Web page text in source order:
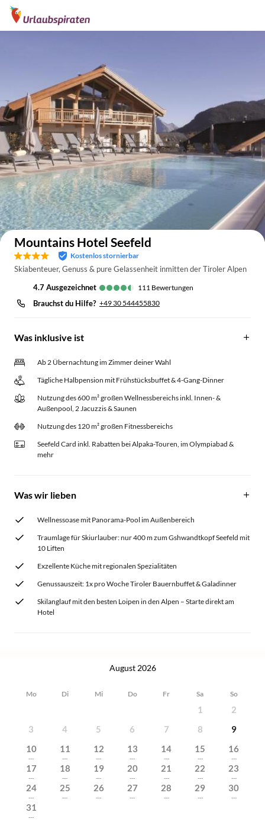
Auf der Karte anzeigen
Mountains Hotel Seefeld
Kostenlos stornierbar
Skiabenteuer, Genuss & pure Gelassenheit inmitten der Tiroler Alpen
4.7
ausgezeichnet 111 Bewertungen
Brauchst du Hilfe? +49 30 544455830
Was inklusive ist
Ab 2 Übernachtung im Zimmer deiner Wahl
Tägliche Halbpension mit Frühstücksbuffet & 4-Gang-Dinner
Nutzung des 600 m² großen Wellnessbereichs inkl. Innen- &
Außenpool, 2 Jacuzzis & Saunen
Nutzung des 120 m² großen Fitnessbereichs
Seefeld Card inkl. Rabatten bei Alpaka-Touren, im Olympiabad &
mehr
Was wir lieben
Wellnessoase mit Panorama-Pool im Außenbereich
Traumlage für Skiurlauber: nur 400 m zum Gshwandtkopf Seefeld mit
10 Liften
Exzellente Küche mit regionalen Spezialitäten
Genussauszeit: 1x pro Woche Tiroler Bauernbuffet & Galadinner
Skilanglauf mit den besten Loipen in den Alpen – Starte direkt am
Hotel
August 2026
Mo Di Mi Do Fr Sa So
1
2
3
4 5 6 7 8
9
10
---
11
---
12
---
13
---
14
---
15
---
16
---
17
---
18
---
19
---
20
---
21
---
22
---
23
---
24
---
25
---
26
---
27
---
28
---
29
---
30
---
31
---